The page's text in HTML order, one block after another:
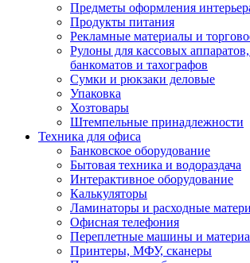
Предметы оформления
Продукты питания
Рекламные материалы и
Рулоны для кассовых
банкоматов и тахографов
Сумки и рюкзаки деловые
Упаковка
Хозтовары
Штемпельные принадлежности
Техника для офиса
Банковское оборудование
Бытовая техника и водораздача
Интерактивное оборудование
Калькуляторы
Ламинаторы и расходные
Офисная телефония
Переплетные машины и
Принтеры, МФУ, сканеры